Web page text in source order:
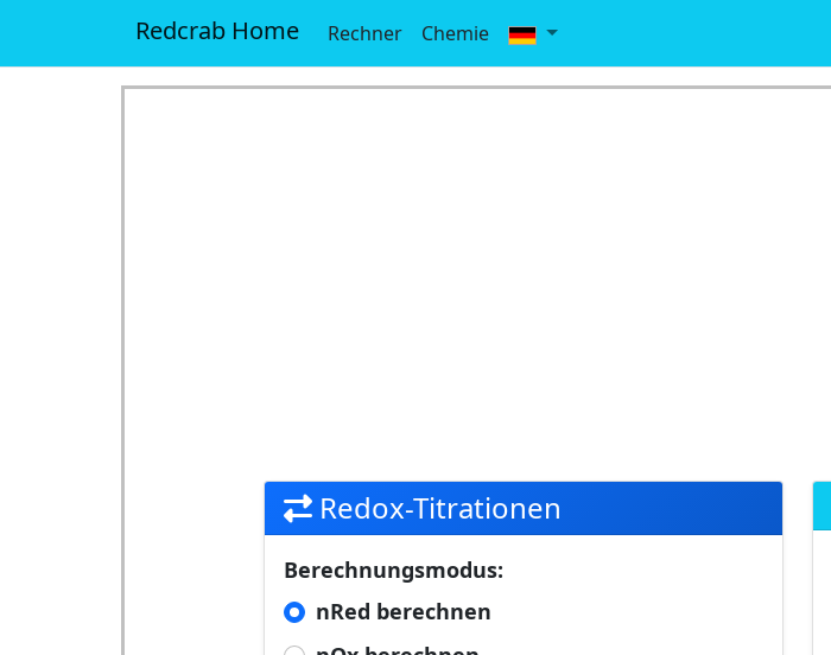
Redcrab Home Rechner Chemie
Redox-Titrationen
Berechnungsmodus:
nRed berechnen